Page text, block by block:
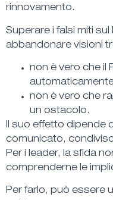
rinnovamento.
Superare i falsi miti
abbandonare visioni
non è vero che il
non è vero che
un ostacolo.
Il suo effetto dipende
comunicato,
Per i leader, la sfida
comprenderne le
Per farlo, può essere